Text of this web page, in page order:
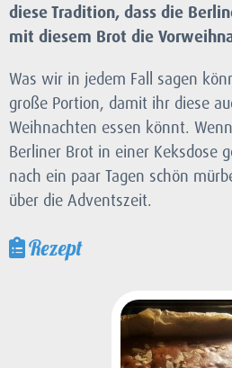
diese Tradition, dass die
mit diesem Brot die
Was wir in jedem Fall sagen
große Portion, damit ihr diese
Weihnachten essen könnt.
Berliner Brot in einer Keksdose
nach ein paar Tagen schön
über die Adventszeit.
Rezept